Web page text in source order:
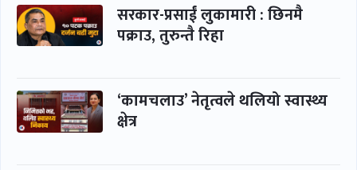
सरकार-प्रसाईं लुकामारी : छिनमै
पक्राउ, तुरुन्तै रिहा
‘कामचलाउ’ नेतृत्वले थलियो स्वास्थ्य
क्षेत्र